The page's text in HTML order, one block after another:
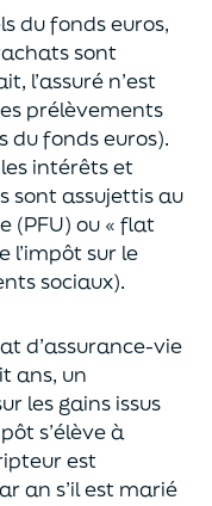
du fonds euros,
sont
l’assuré n’est
prélèvements
du fonds euros).
les intérêts et
sont assujettis au
(PFU) ou « flat
l’impôt sur le
sociaux).
d’assurance-vie
ans, un
les gains issus
s’élève à
est
an s’il est marié